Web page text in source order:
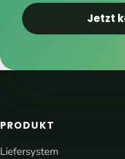
Jetzt
PRODUKT
Liefersystem